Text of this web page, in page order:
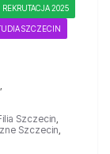
REKRUTACJA 2025
SZCZECIN
Szczecin
Szczecin